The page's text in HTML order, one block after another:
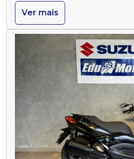
Ver mais